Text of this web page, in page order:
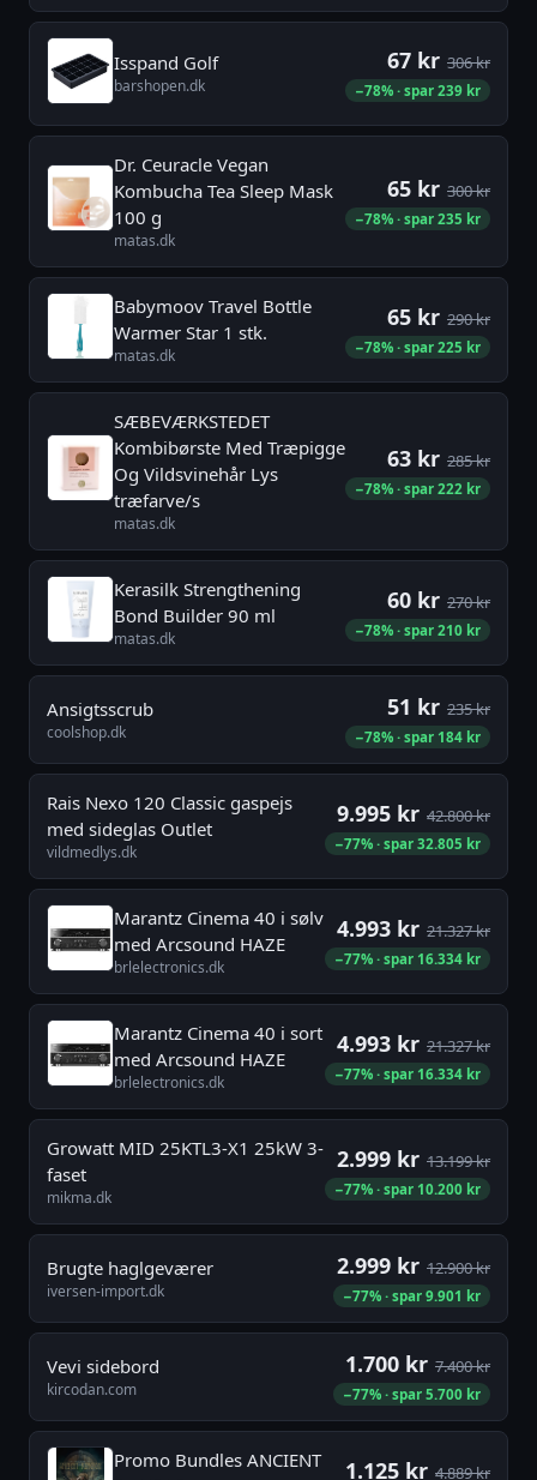
Isspand Golf
barshopen.dk
67 kr 306 kr
−78% · spar 239 kr
Dr. Ceuracle Vegan
Kombucha Tea Sleep Mask
100 g
matas.dk
65 kr 300 kr
−78% · spar 235 kr
Babymoov Travel Bottle
Warmer Star 1 stk.
matas.dk
65 kr 290 kr
−78% · spar 225 kr
SÆBEVÆRKSTEDET
Kombibørste Med Træpigge
Og Vildsvinehår Lys
træfarve/s
matas.dk
63 kr 285 kr
−78% · spar 222 kr
Kerasilk Strengthening
Bond Builder 90 ml
matas.dk
60 kr 270 kr
−78% · spar 210 kr
Ansigtsscrub
coolshop.dk
51 kr 235 kr
−78% · spar 184 kr
Rais Nexo 120 Classic gaspejs
med sideglas Outlet
vildmedlys.dk
9.995 kr 42.800 kr
−77% · spar 32.805 kr
Marantz Cinema 40 i sølv
med Arcsound HAZE
brlelectronics.dk
4.993 kr 21.327 kr
−77% · spar 16.334 kr
Marantz Cinema 40 i sort
med Arcsound HAZE
brlelectronics.dk
4.993 kr 21.327 kr
−77% · spar 16.334 kr
Growatt MID 25KTL3-X1 25kW 3-
faset
mikma.dk
2.999 kr 13.199 kr
−77% · spar 10.200 kr
Brugte haglgeværer
iversen-import.dk
2.999 kr 12.900 kr
−77% · spar 9.901 kr
Vevi sidebord
kircodan.com
1.700 kr 7.400 kr
−77% · spar 5.700 kr
Promo Bundles ANCIENT
1.125 kr 4.889 kr